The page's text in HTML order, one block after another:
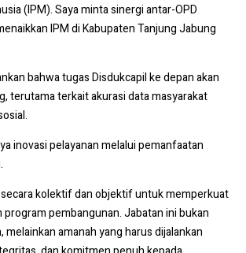
(IPM). Saya minta sinergi antar-OPD
IPM di Kabupaten Tanjung Jabung
bahwa tugas Disdukcapil ke depan akan
terutama terkait akurasi data masyarakat
inovasi pelayanan melalui pemanfaatan
kolektif dan objektif untuk memperkuat
pembangunan. Jabatan ini bukan
melainkan amanah yang harus dijalankan